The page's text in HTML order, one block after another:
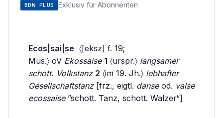
BDW PLUS Exklusiv für Abonnenten
Ecos|sai|se 〈[eksz] f. 19;
Mus.〉 oV Ekossaise 1 〈urspr.〉 langsamer
schott. Volkstanz 2 〈im 19. Jh.〉 lebhafter
Gesellschaftstanz[frz., eigtl. danseod. valse
ecossaise”schott. Tanz, schott. Walzer“]